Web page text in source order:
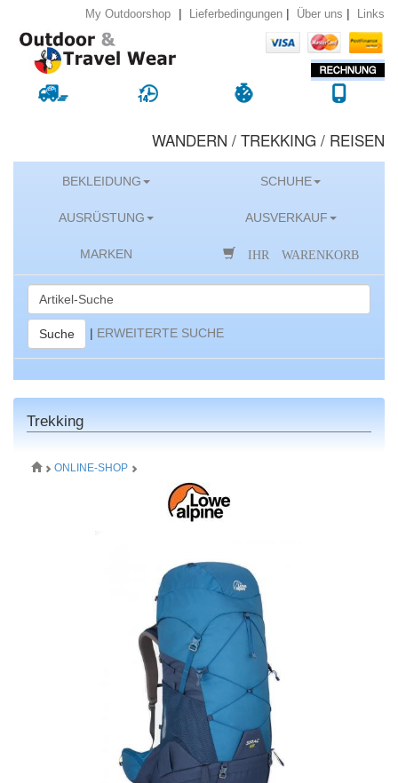
My Outdoorshop | Lieferbedingungen | Über uns | Links
WANDERN / TREKKING / REISEN
BEKLEIDUNG SCHUHE
AUSRÜSTUNG AUSVERKAUF
MARKEN IHR WARENKORB
Suche | ERWEITERTE SUCHE
Trekking
ONLINE-SHOP